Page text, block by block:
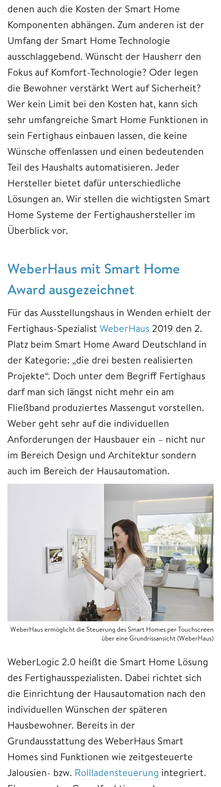
denen auch die Kosten der Smart Home
Komponenten abhängen. Zum anderen ist der
Umfang der Smart Home Technologie
ausschlaggebend. Wünscht der Hausherr den
Fokus auf Komfort-Technologie? Oder legen
die Bewohner verstärkt Wert auf Sicherheit?
Wer kein Limit bei den Kosten hat, kann sich
sehr umfangreiche Smart Home Funktionen in
sein Fertighaus einbauen lassen, die keine
Wünsche offenlassen und einen bedeutenden
Teil des Haushalts automatisieren. Jeder
Hersteller bietet dafür unterschiedliche
Lösungen an. Wir stellen die wichtigsten Smart
Home Systeme der Fertighaushersteller im
Überblick vor.
WeberHaus mit Smart Home
Award ausgezeichnet
Für das Ausstellungshaus in Wenden erhielt der
Fertighaus-Spezialist WeberHaus 2019 den 2.
Platz beim Smart Home Award Deutschland in
der Kategorie: „die drei besten realisierten
Projekte“. Doch unter dem Begriff Fertighaus
darf man sich längst nicht mehr ein am
Fließband produziertes Massengut vorstellen.
Weber geht sehr auf die individuellen
Anforderungen der Hausbauer ein – nicht nur
im Bereich Design und Architektur sondern
auch im Bereich der Hausautomation.
WeberHaus ermöglicht die Steuerung des Smart Homes per Touchscreen
über eine Grundrissansicht (WeberHaus)
WeberLogic 2.0 heißt die Smart Home Lösung
des Fertighausspezialisten. Dabei richtet sich
die Einrichtung der Hausautomation nach den
individuellen Wünschen der späteren
Hausbewohner. Bereits in der
Grundausstattung des WeberHaus Smart
Homes sind Funktionen wie zeitgesteuerte
Jalousien- bzw. Rollladensteuerung integriert.